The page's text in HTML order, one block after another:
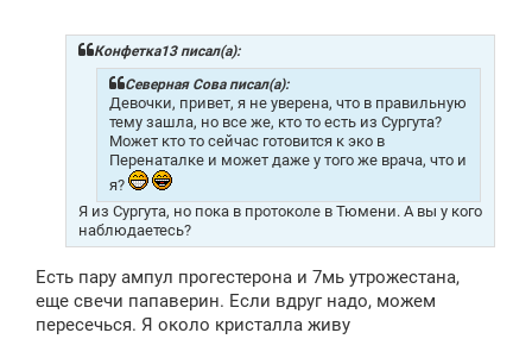
Конфетка13 писал(а):
Северная Сова писал(а):
Девочки, привет, я не уверена, что в правильную
тему зашла, но все же, кто то есть из Сургута?
Может кто то сейчас готовится к эко в
Перенаталке и может даже у того же врача, что и
я?
Я из Сургута, но пока в протоколе в Тюмени. А вы у кого
наблюдаетесь?
Есть пару ампул прогестерона и 7мь утрожестана,
еще свечи папаверин. Если вдруг надо, можем
пересечься. Я около кристалла живу